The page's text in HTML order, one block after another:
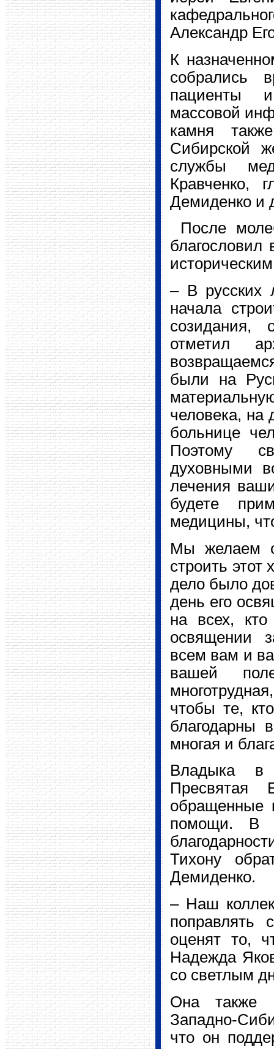
Александр
К
собрались
пациенты
массовой
камня
Сибирской
службы
Кравченко,
Демиденко и
После
благословил
– В русских
начала
созидания,
отметил
были на
человека, на
больнице
Поэтому
духовными
лечения
будете
медицины,
Мы желаем
строить
дело было
день его
на всех, кто
освящении
всем вам и
вашей
чтобы те,
благодарны
многая и
Владыка в
Пресвятая
обращенные
помощи. В
Тихону
Демиденко.
– Наш
поправлять
оценят то,
Надежда
со светлым
Она также
Западно-
что он